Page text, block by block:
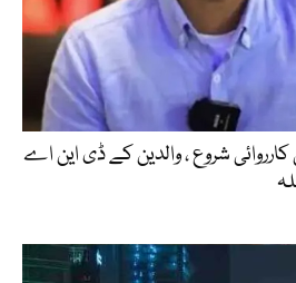
شروع ، والدین کے ڈی این اے